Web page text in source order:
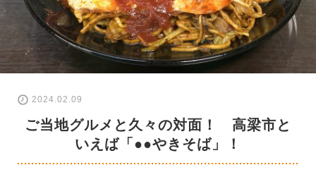
2024.02.09
ご当地グルメと久々の対面！ 高梁市と
いえば「●●やきそば」！